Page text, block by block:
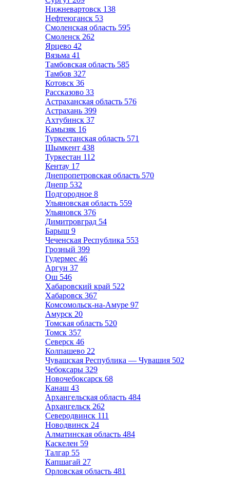
Нижневартовск 138
Нефтеюганск 53
Смоленская область 595
Смоленск 262
Ярцево 42
Вязьма 41
Тамбовская область 585
Тамбов 327
Котовск 36
Рассказово 33
Астраханская область 576
Астрахань 399
Ахтубинск 37
Камызяк 16
Туркестанская область 571
Шымкент 438
Туркестан 112
Кентау 17
Днепропетровская область 570
Днепр 532
Подгородное 8
Ульяновская область 559
Ульяновск 376
Димитровград 54
Барыш 9
Чеченская Республика 553
Грозный 399
Гудермес 46
Аргун 37
Ош 546
Хабаровский край 522
Хабаровск 367
Комсомольск-на-Амуре 97
Амурск 20
Томская область 520
Томск 357
Северск 46
Колпашево 22
Чувашская Республика — Чувашия 502
Чебоксары 329
Новочебоксарск 68
Канаш 43
Архангельская область 484
Архангельск 262
Северодвинск 111
Новодвинск 24
Алматинская область 484
Каскелен 59
Талгар 55
Капшагай 27
Орловская область 481